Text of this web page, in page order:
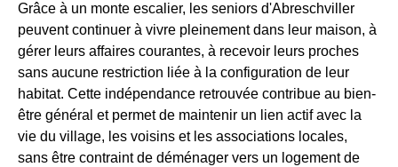
Grâce à un monte escalier, les seniors d'Abreschviller
peuvent continuer à vivre pleinement dans leur maison, à
gérer leurs affaires courantes, à recevoir leurs proches
sans aucune restriction liée à la configuration de leur
habitat. Cette indépendance retrouvée contribue au bien-
être général et permet de maintenir un lien actif avec la
vie du village, les voisins et les associations locales,
sans être contraint de déménager vers un logement de